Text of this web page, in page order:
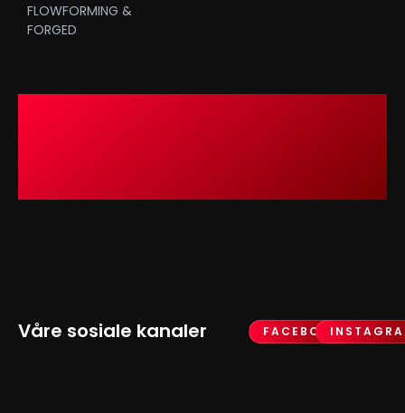
FLOWFORMING &
FORGED
Våre sosiale kanaler FACEBOOK